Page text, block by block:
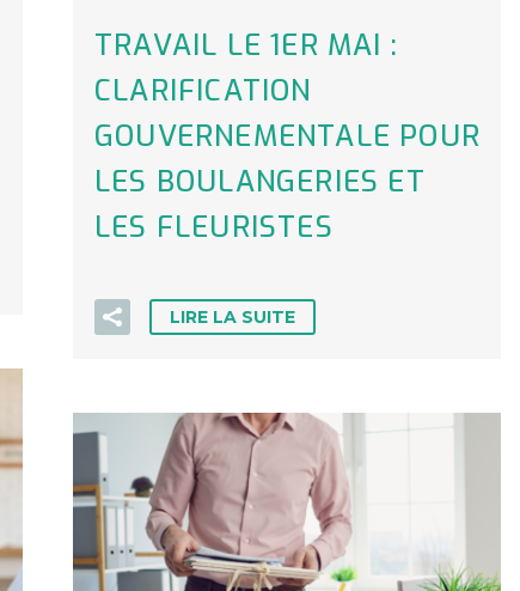
TRAVAIL LE 1ER MAI :
CLARIFICATION
GOUVERNEMENTALE POUR
LES BOULANGERIES ET
LES FLEURISTES
LIRE LA SUITE